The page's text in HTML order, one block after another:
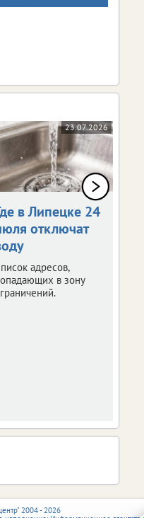
23.07.2026
в Липецке 24
отключат
адресов,
в зону
2004 - 2026